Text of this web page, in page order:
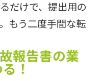
だけで、提出用の
もう二度手間な転
報告書の業
！